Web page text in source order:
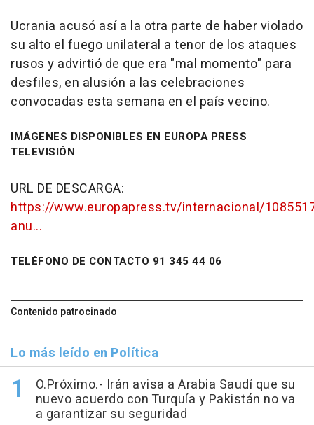
Ucrania acusó así a la otra parte de haber violado
su alto el fuego unilateral a tenor de los ataques
rusos y advirtió de que era "mal momento" para
desfiles, en alusión a las celebraciones
convocadas esta semana en el país vecino.
IMÁGENES DISPONIBLES EN EUROPA PRESS
TELEVISIÓN
URL DE DESCARGA:
https://www.europapress.tv/internacional/
anu...
TELÉFONO DE CONTACTO 91 345 44 06
Contenido patrocinado
Lo más leído en Política
O.Próximo.- Irán avisa a Arabia Saudí que su
nuevo acuerdo con Turquía y Pakistán no va
a garantizar su seguridad